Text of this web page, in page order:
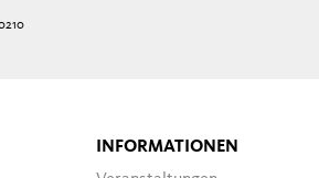
INFORMATIONEN